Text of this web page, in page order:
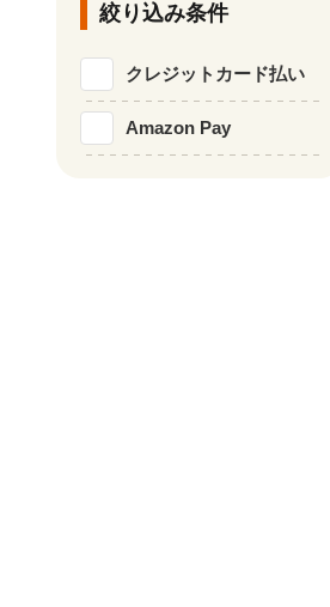
絞り込み条件
クレジットカード払い
Amazon Pay